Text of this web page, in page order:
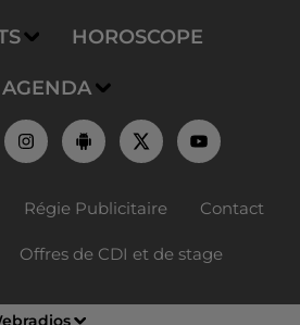
HOROSCOPE
AGENDA
Régie Publicitaire Contact
Offres de CDI et de stage